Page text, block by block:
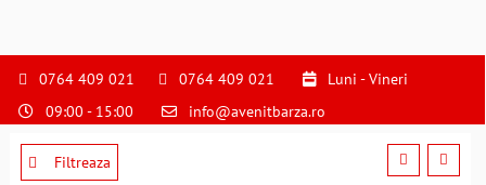
S
pentru0764 409 021 0764 409 021
Luni - Vineri
09:00 - 15:00
info@avenitbarza.ro
Filtreaza